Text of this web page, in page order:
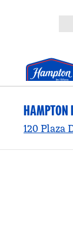
HAMPTON
120 Plaza